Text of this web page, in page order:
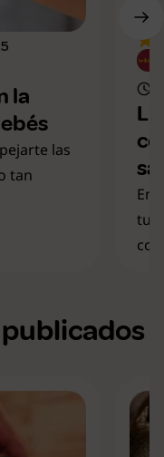
la
las
tan
En
tu